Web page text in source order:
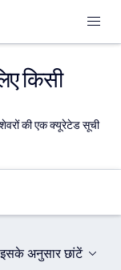
किसी
की एक क्यूरेटेड सूची
इसके अनुसार छांटें